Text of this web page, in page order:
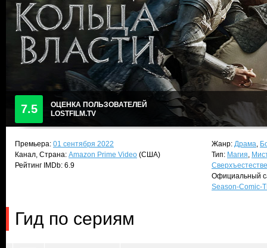
7.5
ОЦЕНКА ПОЛЬЗОВАТЕЛЕЙ
LOSTFILM.TV
Премьера: 01 сентября 2022
Канал, Страна: Amazon Prime Video (США)
Рейтинг IMDb: 6.9
Жанр: Драма,
Тип: Магия,
Официальный
Season-Comic-
Гид по сериям